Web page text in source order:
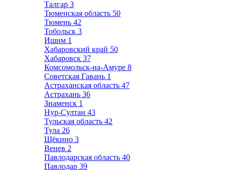
Талгар 3
Тюменская область 50
Тюмень 42
Тобольск 3
Ишим 1
Хабаровский край 50
Хабаровск 37
Комсомольск-на-Амуре 8
Советская Гавань 1
Астраханская область 47
Астрахань 36
Знаменск 1
Нур-Султан 43
Тульская область 42
Тула 26
Щёкино 3
Венев 2
Павлодарская область 40
Павлодар 39